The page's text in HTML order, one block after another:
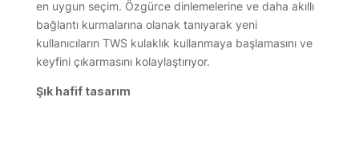
en uygun seçim. Özgürce dinlemelerine ve daha akıllı
bağlantı kurmalarına olanak tanıyarak yeni
kullanıcıların TWS kulaklık kullanmaya başlamasını ve
keyfini çıkarmasını kolaylaştırıyor.
Şık hafif tasarım